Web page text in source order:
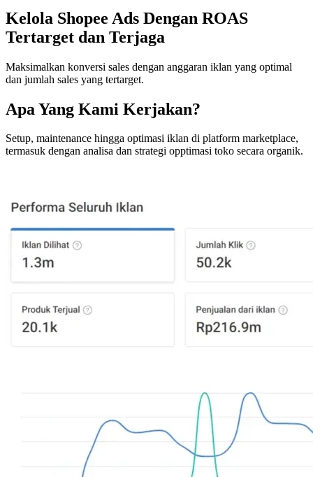
Kelola Shopee Ads Dengan ROAS
Tertarget dan Terjaga
Maksimalkan konversi sales dengan anggaran iklan yang optimal
dan jumlah sales yang tertarget.
Apa Yang Kami Kerjakan?
Setup, maintenance hingga optimasi iklan di platform marketplace,
termasuk dengan analisa dan strategi opptimasi toko secara organik.